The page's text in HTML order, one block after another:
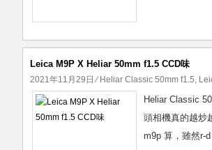
Leica M9P X Heliar 50mm f1.5 CCD味
2021年11月29日 ⁄ Heliar Classic 50mm f1.5,
Heliar Classic
頭相機真的越炒
m9p 算，雖然r-